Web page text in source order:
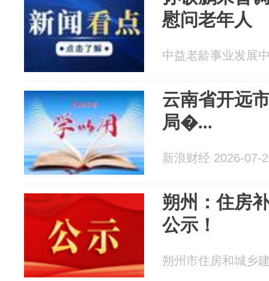
慰问老年人
中益老龄事业发展
云南省开远
局�...
新浪财经 2026-07-
朔州：住房
公示！
朔州市住房和城乡